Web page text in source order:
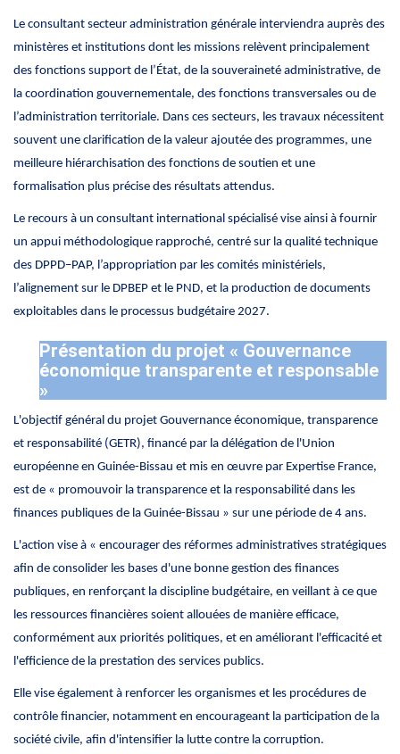
Le consultant secteur administration générale interviendra auprès des
ministères et institutions dont les missions relèvent principalement
des fonctions support de l’État, de la souveraineté administrative, de
la coordination gouvernementale, des fonctions transversales ou de
l’administration territoriale. Dans ces secteurs, les travaux nécessitent
souvent une clarification de la valeur ajoutée des programmes, une
meilleure hiérarchisation des fonctions de soutien et une
formalisation plus précise des résultats attendus.
Le recours à un consultant international spécialisé vise ainsi à fournir
un appui méthodologique rapproché, centré sur la qualité technique
des DPPD–PAP, l’appropriation par les comités ministériels,
l’alignement sur le DPBEP et le PND, et la production de documents
exploitables dans le processus budgétaire 2027.
Présentation du projet « Gouvernance
économique transparente et responsable
»
L'objectif général du projet Gouvernance économique, transparence
et responsabilité (GETR), financé par la délégation de l'Union
européenne en Guinée-Bissau et mis en œuvre par Expertise France,
est de « promouvoir la transparence et la responsabilité dans les
finances publiques de la Guinée-Bissau » sur une période de 4 ans.
L'action vise à « encourager des réformes administratives stratégiques
afin de consolider les bases d'une bonne gestion des finances
publiques, en renforçant la discipline budgétaire, en veillant à ce que
les ressources financières soient allouées de manière efficace,
conformément aux priorités politiques, et en améliorant l'efficacité et
l'efficience de la prestation des services publics.
Elle vise également à renforcer les organismes et les procédures de
contrôle financier, notamment en encourageant la participation de la
société civile, afin d'intensifier la lutte contre la corruption.